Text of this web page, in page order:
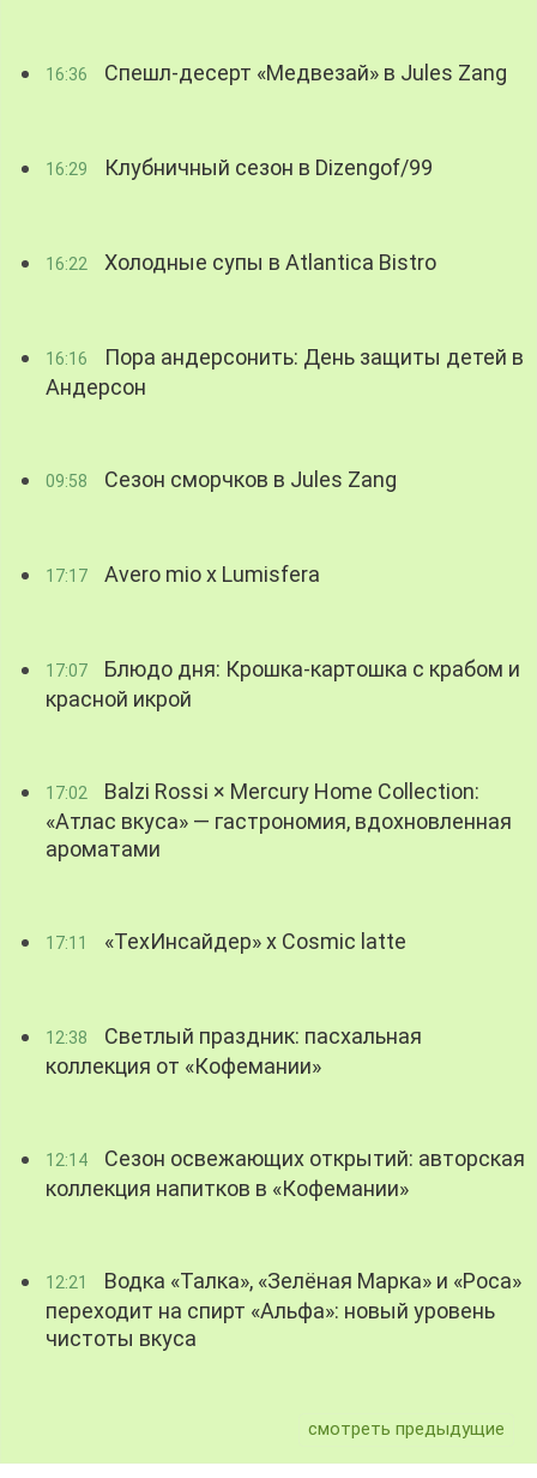
16:36 Спешл-десерт «Медвезай» в Jules Zang
16:29 Клубничный сезон в Dizengof/99
16:22 Холодные супы в Atlantica Bistro
16:16
Пора андерсонить: День защиты детей в
Андерсон
09:58 Сезон сморчков в Jules Zang
17:17 Avero mio x Lumisfera
17:07
Блюдо дня: Крошка-картошка с крабом и
красной икрой
17:02
Balzi Rossi × Mercury Home Collection:
«Атлас вкуса» — гастрономия, вдохновленная
ароматами
17:11 «ТехИнсайдер» х Cosmic latte
12:38
Светлый праздник: пасхальная
коллекция от «Кофемании»
12:14
Сезон освежающих открытий: авторская
коллекция напитков в «Кофемании»
12:21
Водка «Талка», «Зелёная Марка» и «Роса»
переходит на спирт «Альфа»: новый уровень
чистоты вкуса
смотреть предыдущие